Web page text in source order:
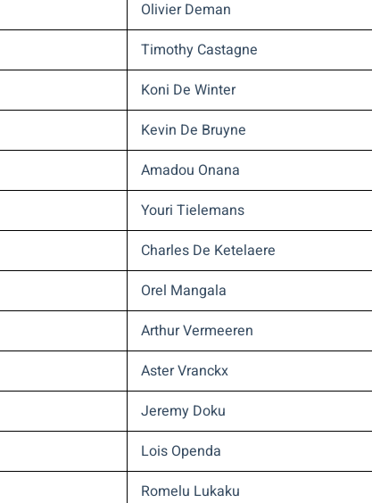
Olivier Deman
Timothy Castagne
Koni De Winter
Kevin De Bruyne
Amadou Onana
Youri Tielemans
Charles De Ketelaere
Orel Mangala
Arthur Vermeeren
Aster Vranckx
Jeremy Doku
Lois Openda
Romelu Lukaku